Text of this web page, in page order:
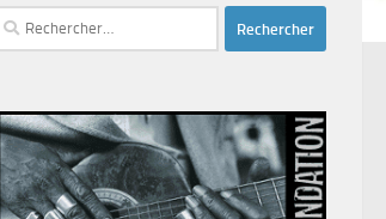
Rechercher :